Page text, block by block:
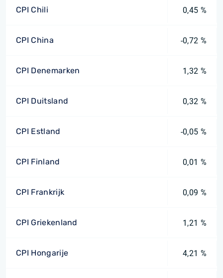
CPI Chili 0,45 %
CPI China -0,72 %
CPI Denemarken 1,32 %
CPI Duitsland 0,32 %
CPI Estland -0,05 %
CPI Finland 0,01 %
CPI Frankrijk 0,09 %
CPI Griekenland 1,21 %
CPI Hongarije 4,21 %